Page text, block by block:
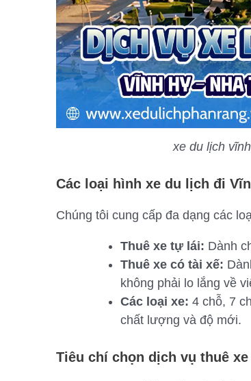
xe du lịch
Các loại hình xe du lịch đi
Chúng tôi cung cấp đa dạng các
Thuê xe tự lái: Dành
Thuê xe có tài xế:
không phải lo lắng về
Các loại xe: 4 chỗ, 7
chất lượng và độ mới.
Tiêu chí chọn dịch vụ thuê